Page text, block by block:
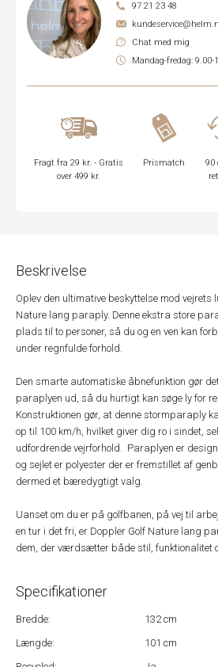
97 21 23 48
Chat med mig
Mandag-fredag: 9.00-
Fragt fra 29 kr. - Gratis
over 499 kr.
Prismatch
90
Beskrivelse
Oplev den ultimative beskyttelse mod vejrets
Nature lang paraply. Denne ekstra store
plads til to personer, så du og en ven kan
under regnfulde forhold.
Den smarte automatiske åbnefunktion gør
paraplyen ud, så du hurtigt kan søge ly for
Konstruktionen gør, at denne stormparaply
op til 100 km/h, hvilket giver dig ro i sindet,
udfordrende vejrforhold. Paraplyen er
og sejlet er polyester der er fremstillet af
dermed et bæredygtigt valg.
Uanset om du er på golfbanen, på vej til
en tur i det fri, er Doppler Golf Nature lang
dem, der værdsætter både stil, funktionalitet
Specifikationer
Bredde:
132 cm
Længde:
101 cm